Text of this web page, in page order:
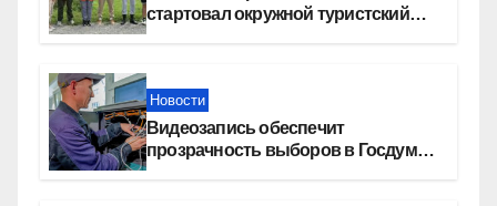
стартовал окружной туристский
Новости
Видеозапись обеспечит
прозрачность выборов в Госдуму